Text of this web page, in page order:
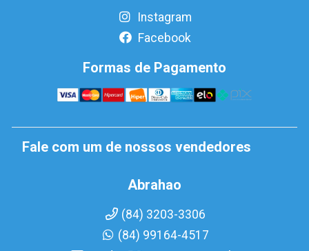
Instagram
Facebook
Formas de Pagamento
Fale com um de nossos vendedores
Abrahao
(84) 3203-3306
(84) 99164-4517